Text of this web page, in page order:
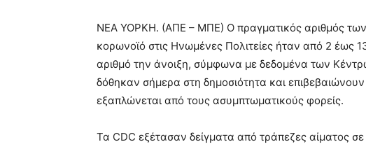
ΝΕΑ ΥΟΡΚΗ. (ΑΠΕ – ΜΠΕ) Ο πραγματικός αριθμός
κορωνοϊό στις Ηνωμένες Πολιτείες ήταν από 2 έως
αριθμό την άνοιξη, σύμφωνα με δεδομένα των
δόθηκαν σήμερα στη δημοσιότητα και
εξαπλώνεται από τους ασυμπτωματικούς φορείς.
Τα CDC εξέτασαν δείγματα από τράπεζες αίματος